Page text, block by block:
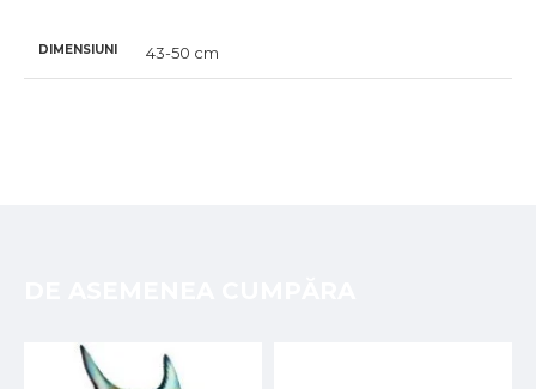
DIMENSIUNI 43-50 cm